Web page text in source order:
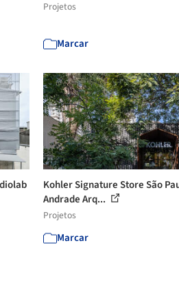
Projetos
Marcar
Kohler Signature Store São
Andrade Arq...
Projetos
Marcar